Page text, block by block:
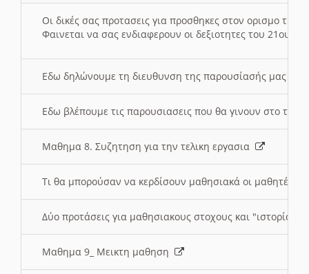
Οι δικές σας προτασεις για προσθηκες στον ορισμο
Φαινεται να σας ενδιαφερουν οι δεξιοτητες του 21ου
Εδω δηλώνουμε τη διευθυνση της παρουσίασής μας
Εδω βλέπουμε τις παρουσιασεις που θα γινουν στο
Μαθημα 8. Συζητηση για την τελικη εργασια
Τι θα μπορούσαν να κερδίσουν μαθησιακά οι μαθητές/
Δύο προτάσεις για μαθησιακους στοχους και "ιστορία"
Μαθημα 9_ Μεικτη μαθηση